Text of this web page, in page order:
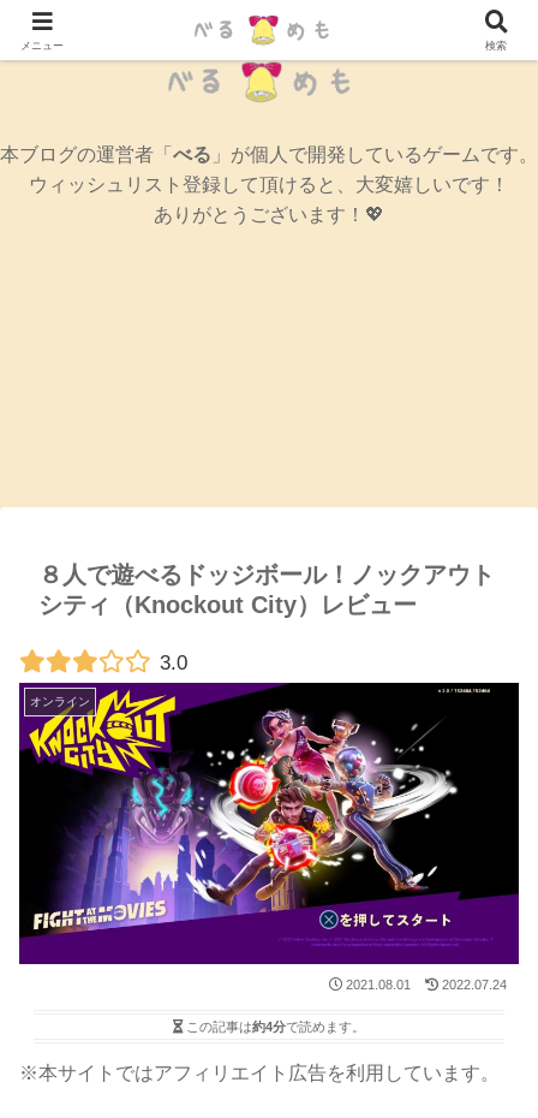
辛口女性ゲームブログ
本ブログの運営者「 べる 」が個人で開発しているゲームです。
ウィッシュリスト登録して頂けると、大変嬉しいです！
ありがとうございます！💖
８人で遊べるドッジボール！ノックアウト
シティ（Knockout City）レビュー
3.0
オンライン
2021.08.01 2022.07.24
この記事は約4分で読めます。
※本サイトではアフィリエイト広告を利用しています。
メニュー 検索